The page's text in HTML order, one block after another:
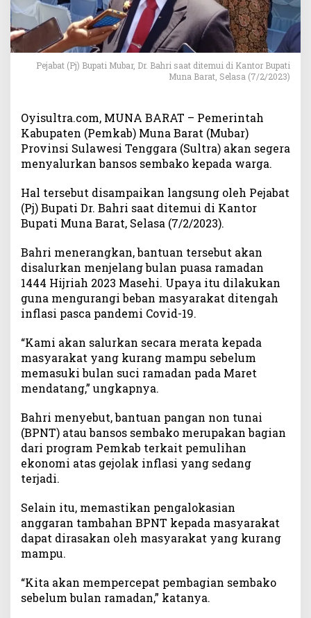
a
D
i
t
e
h
I
n
l
s
i
,
e
m
k
a
b
u
a
r
a
a
n
S
a
r
k
n
n
s
Pejabat (Pj) Bupati Mubar, Dr. Bahri saat ditemui di Kantor Bupati
Muna Barat, Selasa (7/2/2023)
Oyisultra.com, MUNA BARAT – Pemerintah
Kabupaten (Pemkab) Muna Barat (Mubar)
Provinsi Sulawesi Tenggara (Sultra) akan segera
menyalurkan bansos sembako kepada warga.
Hal tersebut disampaikan langsung oleh Pejabat
(Pj) Bupati Dr. Bahri saat ditemui di Kantor
Bupati Muna Barat, Selasa (7/2/2023).
Bahri menerangkan, bantuan tersebut akan
disalurkan menjelang bulan puasa ramadan
1444 Hijriah 2023 Masehi. Upaya itu dilakukan
guna mengurangi beban masyarakat ditengah
inflasi pasca pandemi Covid-19.
“Kami akan salurkan secara merata kepada
masyarakat yang kurang mampu sebelum
memasuki bulan suci ramadan pada Maret
mendatang,” ungkapnya.
Bahri menyebut, bantuan pangan non tunai
(BPNT) atau bansos sembako merupakan bagian
dari program Pemkab terkait pemulihan
ekonomi atas gejolak inflasi yang sedang
terjadi.
Selain itu, memastikan pengalokasian
anggaran tambahan BPNT kepada masyarakat
dapat dirasakan oleh masyarakat yang kurang
mampu.
“Kita akan mempercepat pembagian sembako
sebelum bulan ramadan,” katanya.